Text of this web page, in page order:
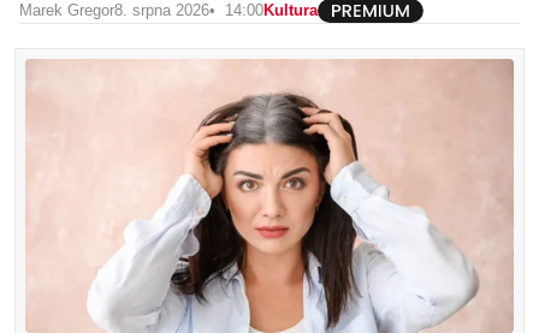
Marek Gregor8. srpna 2026 14:00Kultura